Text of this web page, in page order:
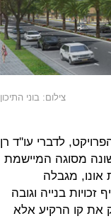
צילום: בוני התיכון
לדברי עו''ד רן
מסוגה המיישמת
מגבלה
בנייה וגובה
את קו הרקיע אלא